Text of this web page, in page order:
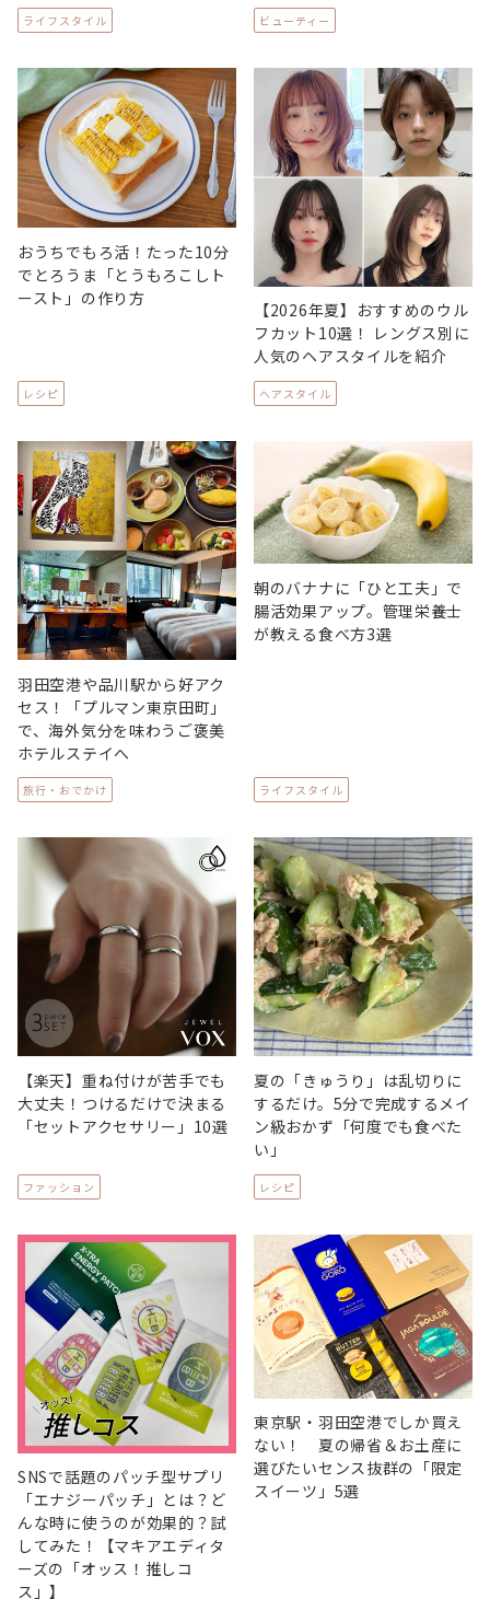
ライフスタイル ビューティー
おうちでもろ活！たった10分
でとろうま「とうもろこしト
ースト」の作り方
レシピ
【2026年夏】おすすめのウル
フカット10選！ レングス別に
人気のヘアスタイルを紹介
ヘアスタイル
羽田空港や品川駅から好アク
セス！「プルマン東京田町」
で、海外気分を味わうご褒美
ホテルステイへ
旅行・おでかけ
朝のバナナに「ひと工夫」で
腸活効果アップ。管理栄養士
が教える食べ方3選
ライフスタイル
【楽天】重ね付けが苦手でも
大丈夫！つけるだけで決まる
「セットアクセサリー」10選
ファッション
夏の「きゅうり」は乱切りに
するだけ。5分で完成するメイ
ン級おかず「何度でも食べた
い」
レシピ
SNSで話題のパッチ型サプリ
「エナジーパッチ」とは？ど
んな時に使うのが効果的？試
してみた！【マキアエディタ
ーズの「オッス！推しコ
ス」】
東京駅・羽田空港でしか買え
ない！ 夏の帰省＆お土産に
選びたいセンス抜群の「限定
スイーツ」5選